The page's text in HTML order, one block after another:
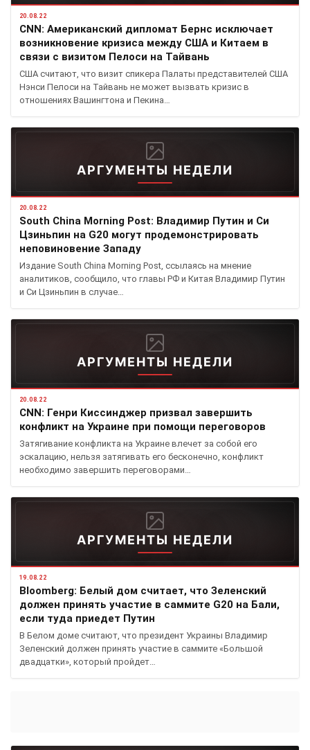
20.08.22
CNN: Американский дипломат Бернс исключает
возникновение кризиса между США и Китаем в
связи с визитом Пелоси на Тайвань
США считают, что визит спикера Палаты представителей США
Нэнси Пелоси на Тайвань не может вызвать кризис в
отношениях Вашингтона и Пекина…
АРГУМЕНТЫ НЕДЕЛИ
20.08.22
South China Morning Post: Владимир Путин и Си
Цзиньпин на G20 могут продемонстрировать
неповиновение Западу
Издание South China Morning Post, ссылаясь на мнение
аналитиков, сообщило, что главы РФ и Китая Владимир Путин
и Си Цзиньпин в случае…
АРГУМЕНТЫ НЕДЕЛИ
20.08.22
CNN: Генри Киссинджер призвал завершить
конфликт на Украине при помощи переговоров
Затягивание конфликта на Украине влечет за собой его
эскалацию, нельзя затягивать его бесконечно, конфликт
необходимо завершить переговорами…
АРГУМЕНТЫ НЕДЕЛИ
19.08.22
Bloomberg: Белый дом cчитает, что Зеленский
должен принять участие в саммите G20 на Бали,
если туда приедет Путин
В Белом доме считают, что президент Украины Владимир
Зеленский должен принять участие в саммите «Большой
двадцатки», который пройдет…